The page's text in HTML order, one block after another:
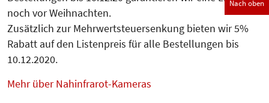
noch vor Weihnachten.
Zusätzlich zur Mehrwertsteuersenkung bieten wir 5%
Rabatt auf den Listenpreis für alle Bestellungen bis
10.12.2020.
Mehr über Nahinfrarot-Kameras
Nach oben